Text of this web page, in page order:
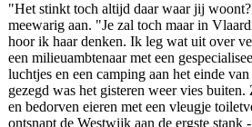
"Het stinkt toch altijd daar waar jij
meewarig aan. "Je zal toch maar in
hoor ik haar denken. Ik leg wat uit over
een milieuambtenaar met een
luchtjes en een camping aan het einde
gezegd was het gisteren weer vies
en bedorven eieren met een vleugje
ontsnapt de Westwijk aan de ergste stank